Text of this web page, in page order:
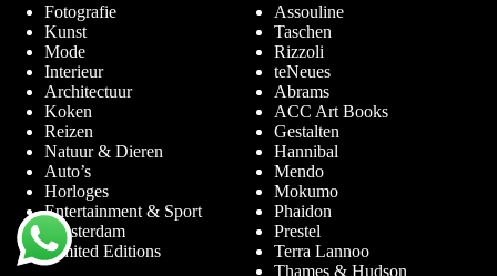
Fotografie
Kunst
Mode
Interieur
Architectuur
Koken
Reizen
Natuur & Dieren
Auto’s
Horloges
Entertainment & Sport
Amsterdam
Limited Editions
Assouline
Taschen
Rizzoli
teNeues
Abrams
ACC Art Books
Gestalten
Hannibal
Mendo
Mokumo
Phaidon
Prestel
Terra Lannoo
Thames & Hudson